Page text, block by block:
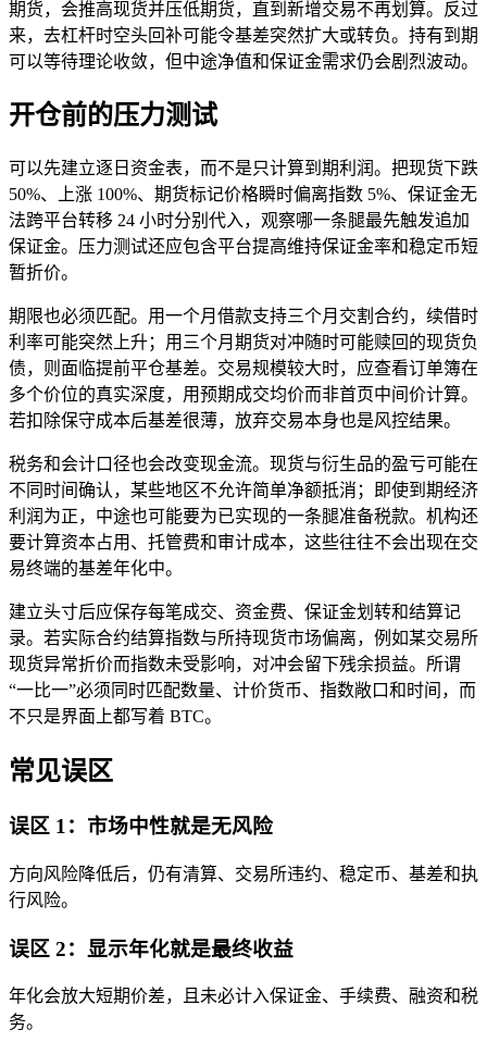
期货，会推高现货并压低期货，直到新增交易不再划算。反过
来，去杠杆时空头回补可能令基差突然扩大或转负。持有到期
可以等待理论收敛，但中途净值和保证金需求仍会剧烈波动。
开仓前的压力测试
可以先建立逐日资金表，而不是只计算到期利润。把现货下跌
50%、上涨 100%、期货标记价格瞬时偏离指数 5%、保证金无
法跨平台转移 24 小时分别代入，观察哪一条腿最先触发追加
保证金。压力测试还应包含平台提高维持保证金率和稳定币短
暂折价。
期限也必须匹配。用一个月借款支持三个月交割合约，续借时
利率可能突然上升；用三个月期货对冲随时可能赎回的现货负
债，则面临提前平仓基差。交易规模较大时，应查看订单簿在
多个价位的真实深度，用预期成交均价而非首页中间价计算。
若扣除保守成本后基差很薄，放弃交易本身也是风控结果。
税务和会计口径也会改变现金流。现货与衍生品的盈亏可能在
不同时间确认，某些地区不允许简单净额抵消；即使到期经济
利润为正，中途也可能要为已实现的一条腿准备税款。机构还
要计算资本占用、托管费和审计成本，这些往往不会出现在交
易终端的基差年化中。
建立头寸后应保存每笔成交、资金费、保证金划转和结算记
录。若实际合约结算指数与所持现货市场偏离，例如某交易所
现货异常折价而指数未受影响，对冲会留下残余损益。所谓
“一比一”必须同时匹配数量、计价货币、指数敞口和时间，而
不只是界面上都写着 BTC。
常见误区
误区 1：市场中性就是无风险
方向风险降低后，仍有清算、交易所违约、稳定币、基差和执
行风险。
误区 2：显示年化就是最终收益
年化会放大短期价差，且未必计入保证金、手续费、融资和税
务。